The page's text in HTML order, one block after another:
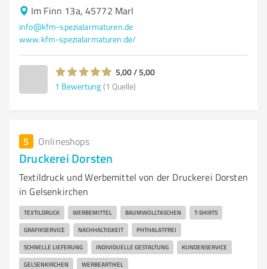
Im Finn 13a, 45772 Marl
info@kfm-spezialarmaturen.de
www.kfm-spezialarmaturen.de/
5,00 / 5,00
1 Bewertung (1 Quelle)
5 Onlineshops
Druckerei Dorsten
Textildruck und Werbemittel von der Druckerei Dorsten
in Gelsenkirchen
TEXTILDRUCK WERBEMITTEL BAUMWOLLTASCHEN T-SHIRTS
GRAFIKSERVICE NACHHALTIGKEIT PHTHALATFREI
SCHNELLE LIEFERUNG INDIVIDUELLE GESTALTUNG KUNDENSERVICE
GELSENKIRCHEN WERBEARTIKEL